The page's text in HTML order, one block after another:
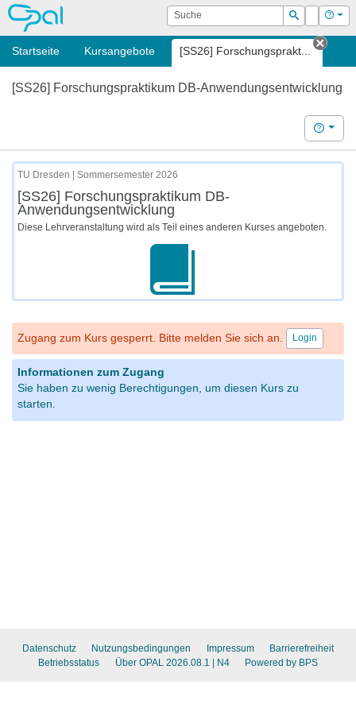
OPAL Suche
Suchen
Login Hilfe
Startseite Kursangebote [SS26] Forschungsprakt...
Tab
[SS26] Forschungspraktikum DB-Anwendungsentwicklung
Hilfe
TU Dresden | Sommersemester 2026
[SS26] Forschungspraktikum DB-
Anwendungsentwicklung
Diese Lehrveranstaltung wird als Teil eines anderen Kurses angeboten.
Zugang zum Kurs gesperrt. Bitte melden Sie sich an. Login
Informationen zum Zugang
Sie haben zu wenig Berechtigungen, um diesen Kurs zu
starten.
Datenschutz Nutzungsbedingungen Impressum
Barrierefreiheit
Betriebsstatus
Über OPAL 2026.08.1 | N4 Powered by BPS